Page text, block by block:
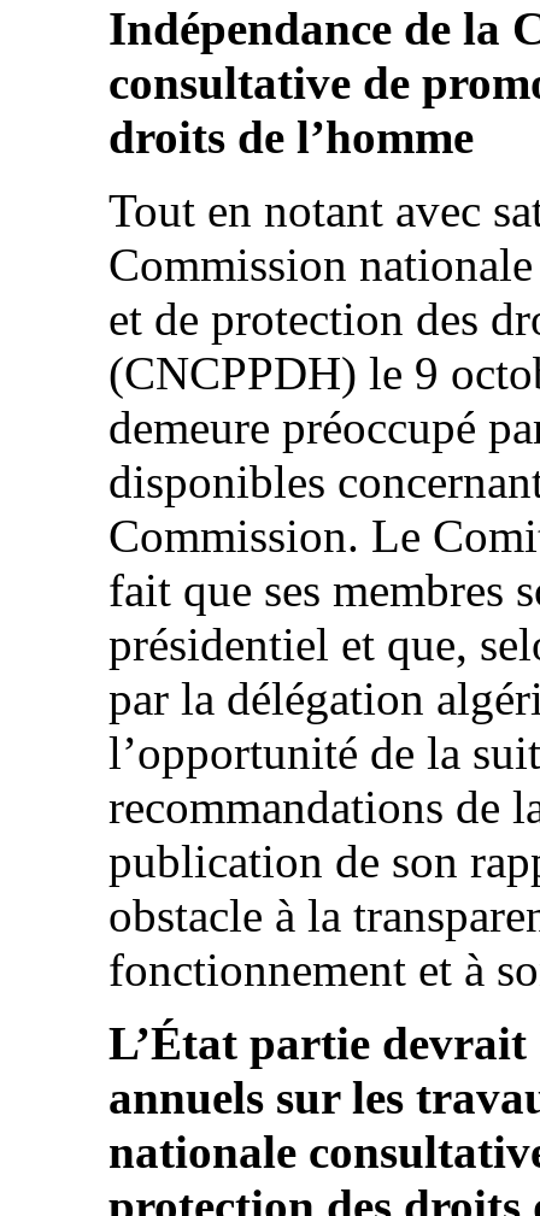
Indépendance de la
consultative de
droits de l’homme
Tout en notant avec
Commission
et de protection des
(CNCPPDH) le 9
demeure préoccupé
disponibles
Commission. Le
fait que ses membres
présidentiel et que,
par la délégation
l’opportunité de la
recommandations de
publication de son
obstacle à la
fonctionnement et à
L’État partie devrait
annuels sur les
nationale
protection des droits